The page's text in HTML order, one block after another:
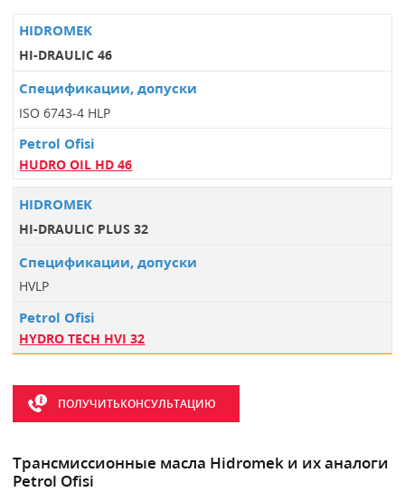
HI-DRAULIC 46
ISO 6743-4 HLP
HUDRO OIL HD 46
HI-DRAULIC PLUS 32
HVLP
HYDRO TECH HVI 32
ПОЛУЧИТЬКОНСУЛЬТАЦИЮ
Трансмиссионные масла Hidromek и их аналоги
Petrol Ofisi